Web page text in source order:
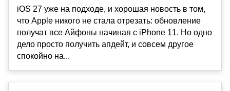
iOS 27 уже на подходе, и хорошая новость в том,
что Apple никого не стала отрезать: обновление
получат все Айфоны начиная с iPhone 11. Но одно
дело просто получить апдейт, и совсем другое
спокойно на...